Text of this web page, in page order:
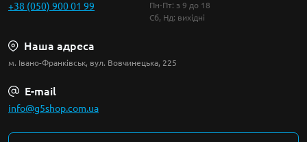
+38 (050) 900 01 99
Пн-Пт: з 9 до 18
Сб, Нд: вихідні
Наша адреса
м. Івано-Франківськ, вул. Вовчинецька, 225
E-mail
info@g5shop.com.ua